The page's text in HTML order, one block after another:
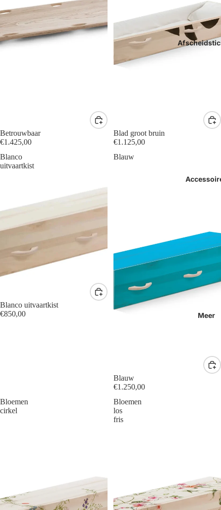
Meer
Betrouwbaar
€1.425,00
Blad groot bruin
€1.125,00
Blanco
uitvaartkist
Blanco uitvaartkist
€850,00
Blauw
Blauw
€1.250,00
Bloemen
cirkel
Bloemen
los
fris